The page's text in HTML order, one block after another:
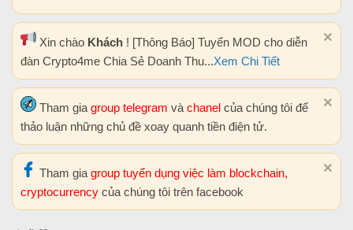
Xin chào Khách ! [Thông Báo] Tuyển MOD cho diễn
đàn Crypto4me Chia Sẻ Doanh Thu...Xem Chi Tiết
Tham gia group telegram và chanel của chúng tôi để
thảo luận những chủ đề xoay quanh tiền điện tử.
Tham gia group tuyển dụng việc làm blockchain,
cryptocurrency của chúng tôi trên facebook